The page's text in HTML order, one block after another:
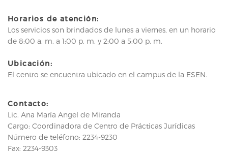
Horarios de atención:
Los servicios son brindados de lunes a viernes, en un horario
de 8:00 a. m. a 1:00 p. m. y 2:00 a 5:00 p. m.
Ubicación:
El centro se encuentra ubicado en el campus de la ESEN.
Contacto:
Lic. Ana María Angel de Miranda
Cargo: Coordinadora de Centro de Prácticas Jurídicas
Número de teléfono: 2234-9230
Fax: 2234-9303